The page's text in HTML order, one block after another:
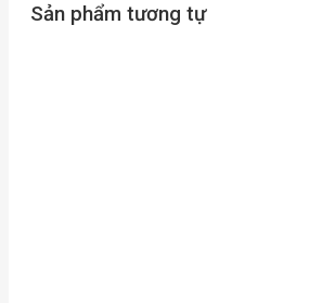
Sản phẩm tương tự